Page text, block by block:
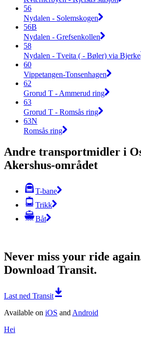
56
Nydalen - Solemskogen
56B
Nydalen - Grefsenkollen
58
Nydalen - Tveita ( - Bøler) via Bjerke
60
Vippetangen-Tonsenhagen
62
Grorud T - Ammerud ring
63
Grorud T - Romsås ring
63N
Romsås ring
Andre transportmidler i
Akershus-området
T-bane
Trikk
Båt
Never miss your ride
Download Transit.
Last ned Transit
Available on iOS and Android
Hei